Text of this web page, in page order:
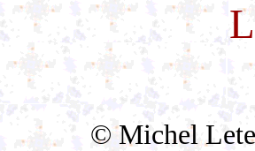
© Michel